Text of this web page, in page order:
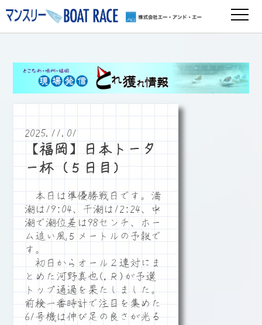
2025.11.01
【福岡】日本トータ
ー杯（５日目）
本日は準優勝戦日です。満
潮は19:04、干潮は12:24、中
潮で潮位差は98センチ、ホー
ム追い風５メートルの予報で
す。
初日からオール２連対にま
とめた河野真也(,Ｒ)が予選
トップ通過を果たしました。
前検一番時計で注目を集めた
61号機は伸び足の良さが光る